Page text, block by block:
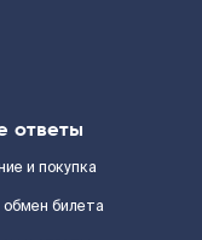
ответы
и покупка
обмен билета